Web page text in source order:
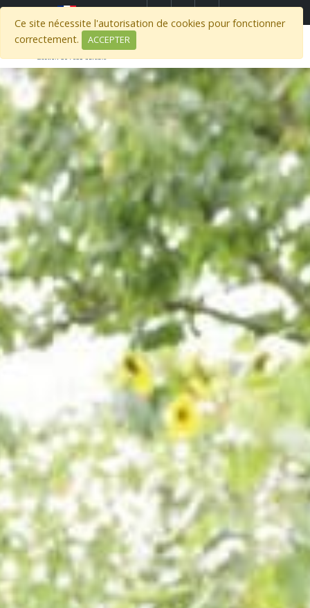
Ce site nécessite l'autorisation de cookies pour fonctionner
correctement.
ACCEPTER